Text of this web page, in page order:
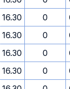
16.30 0
16.30 0
16.30 0
16.30 0